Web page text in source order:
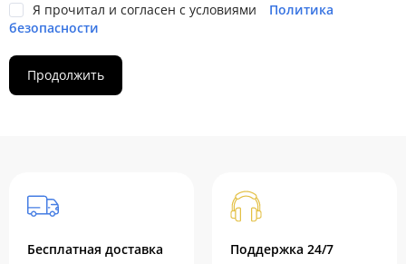
Я прочитал и согласен с условиями
Политика
безопасности
Бесплатная доставка Поддержка 24/7